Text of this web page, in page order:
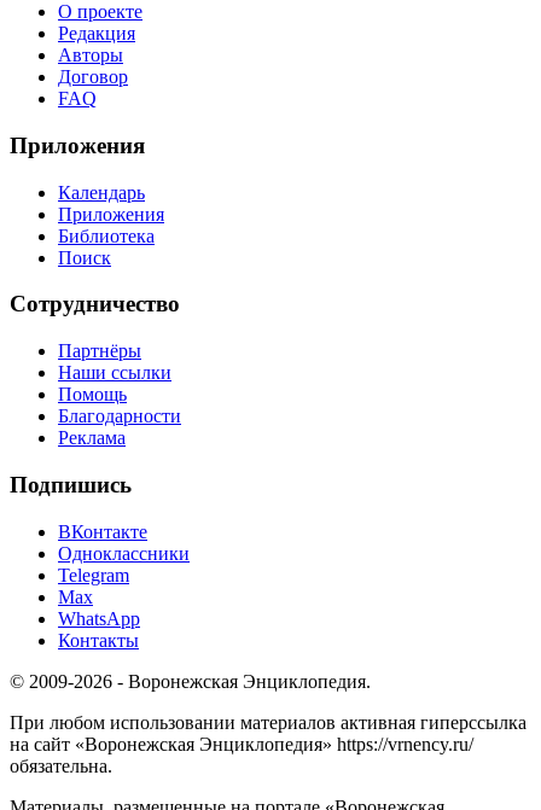
О проекте
Редакция
Авторы
Договор
FAQ
Приложения
Календарь
Приложения
Библиотека
Поиск
Сотрудничество
Партнёры
Наши ссылки
Помощь
Благодарности
Реклама
Подпишись
ВКонтакте
Одноклассники
Telegram
Max
WhatsApp
Контакты
© 2009-2026 - Воронежская Энциклопедия.
При любом использовании материалов активная гиперссылка
на сайт «Воронежская Энциклопедия» https://vrnency.ru/
обязательна.